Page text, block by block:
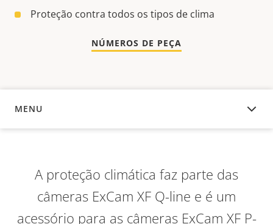
Proteção contra todos os tipos de clima
NÚMEROS DE PEÇA
MENU
VISÃO GERAL
A proteção climática faz parte das
câmeras ExCam XF Q-line e é um
acessório para as câmeras ExCam XF P-